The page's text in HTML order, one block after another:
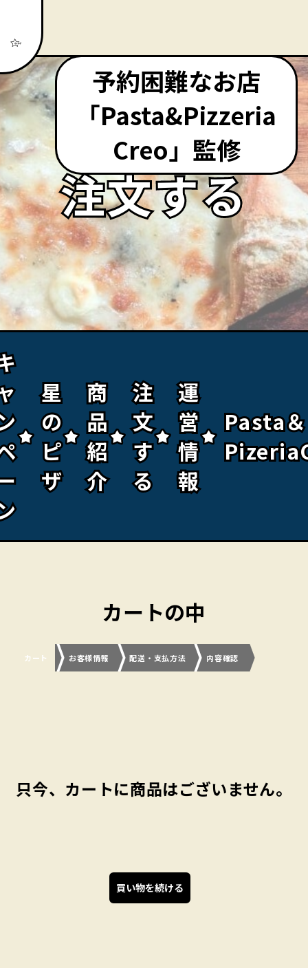
予約困難なお店
「Pasta&Pizzeria
Creo」監修
注文する
注文する
星
の
ピ
ザ
星
の
ピ
ザ
商
品
紹
介
商
品
紹
介
注
文
す
る
注
文
す
る
運
営
情
報
運
営
情
報
Pasta＆
Pasta＆
カートの中
カート お客様情報 配送・支払方法 内容確認
只今、カートに商品はございません。